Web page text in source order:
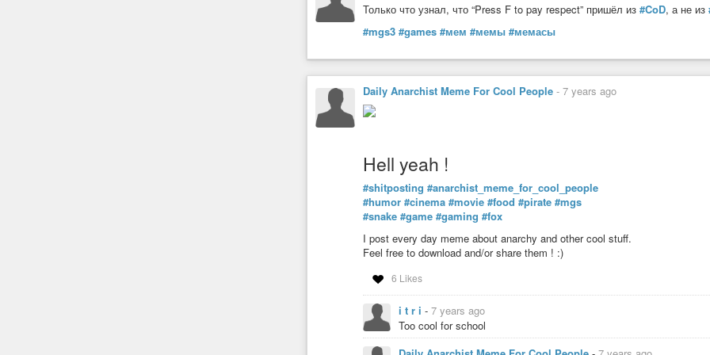
Только что узнал, что “Press F to pay respect” пришёл из #CoD, а не из
#mgs3 #games #мем #мемы #мемасы
Daily Anarchist Meme For Cool People - 7 years ago
Hell yeah !
#shitposting #anarchist_meme_for_cool_people
#humor #cinema #movie #food #pirate #mgs
#snake #game #gaming #fox
I post every day meme about anarchy and other cool stuff.
Feel free to download and/or share them ! :)
6 Likes
i t r i - 7 years ago
Too cool for school